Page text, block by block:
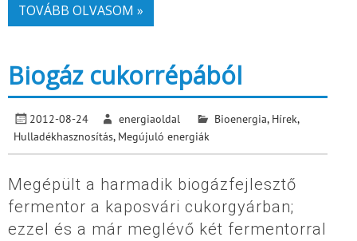
TOVÁBB OLVASOM »
Biogáz cukorrépából
2012-08-24 energiaoldal Bioenergia, Hírek,
Hulladékhasznosítás, Megújuló energiák
Megépült a harmadik biogázfejlesztő
fermentor a kaposvári cukorgyárban;
ezzel és a már meglévő két fermentorral